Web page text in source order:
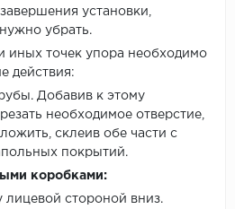
установки,
убрать.
иных точек упора необходимо
действия:
Добавив к этому
необходимое отверстие,
склеив обе части с
покрытий.
коробками:
лицевой стороной вниз.